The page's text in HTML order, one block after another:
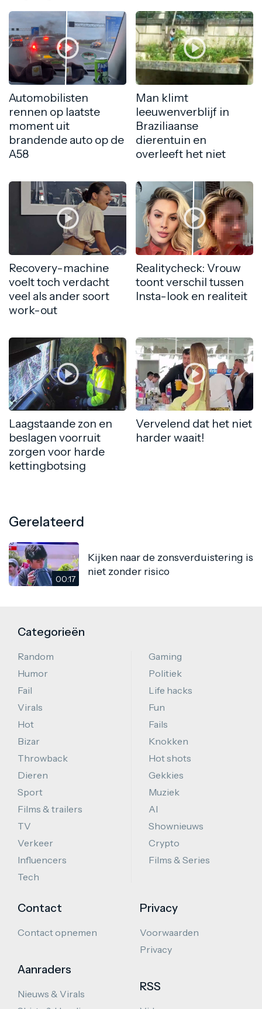
Automobilisten
rennen op laatste
moment uit
brandende auto op de
A58
Man klimt
leeuwenverblijf in
Braziliaanse
dierentuin en
overleeft het niet
Recovery-machine
voelt toch verdacht
veel als ander soort
work-out
Realitycheck: Vrouw
toont verschil tussen
Insta-look en realiteit
Laagstaande zon en
beslagen voorruit
zorgen voor harde
kettingbotsing
Vervelend dat het niet
harder waait!
Gerelateerd
00:17
Kijken naar de zonsverduistering is
niet zonder risico
Categorieën
Random
Humor
Fail
Virals
Hot
Bizar
Throwback
Dieren
Sport
Films & trailers
TV
Verkeer
Influencers
Tech
Gaming
Politiek
Life hacks
Fun
Fails
Knokken
Hot shots
Gekkies
Muziek
AI
Shownieuws
Crypto
Films & Series
Contact
Contact opnemen
Aanraders
Nieuws & Virals
Privacy
Voorwaarden
Privacy
RSS